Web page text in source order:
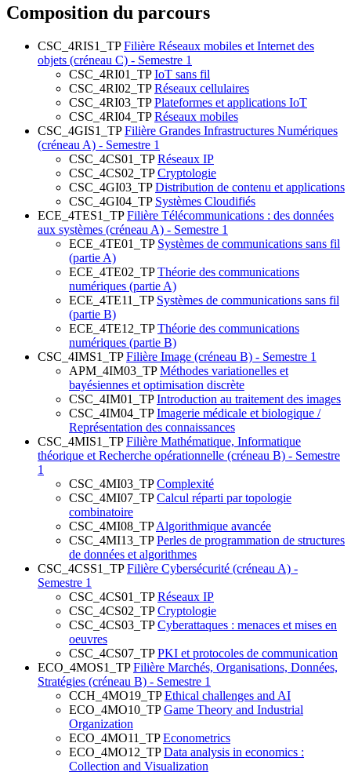
Composition du parcours
CSC_4RIS1_TP Filière Réseaux mobiles et Internet des
objets (créneau C) - Semestre 1
CSC_4RI01_TP IoT sans fil
CSC_4RI02_TP Réseaux cellulaires
CSC_4RI03_TP Plateformes et applications IoT
CSC_4RI04_TP Réseaux mobiles
CSC_4GIS1_TP Filière Grandes Infrastructures Numériques
(créneau A) - Semestre 1
CSC_4CS01_TP Réseaux IP
CSC_4CS02_TP Cryptologie
CSC_4GI03_TP Distribution de contenu et applications
CSC_4GI04_TP Systèmes Cloudifiés
ECE_4TES1_TP Filière Télécommunications : des données
aux systèmes (créneau A) - Semestre 1
ECE_4TE01_TP Systèmes de communications sans fil
(partie A)
ECE_4TE02_TP Théorie des communications
numériques (partie A)
ECE_4TE11_TP Systèmes de communications sans fil
(partie B)
ECE_4TE12_TP Théorie des communications
numériques (partie B)
CSC_4IMS1_TP Filière Image (créneau B) - Semestre 1
APM_4IM03_TP Méthodes variationelles et
bayésiennes et optimisation discrète
CSC_4IM01_TP Introduction au traitement des images
CSC_4IM04_TP Imagerie médicale et biologique /
Représentation des connaissances
CSC_4MIS1_TP Filière Mathématique, Informatique
théorique et Recherche opérationnelle (créneau B) - Semestre
1
CSC_4MI03_TP Complexité
CSC_4MI07_TP Calcul réparti par topologie
combinatoire
CSC_4MI08_TP Algorithmique avancée
CSC_4MI13_TP Perles de programmation de structures
de données et algorithmes
CSC_4CSS1_TP Filière Cybersécurité (créneau A) -
Semestre 1
CSC_4CS01_TP Réseaux IP
CSC_4CS02_TP Cryptologie
CSC_4CS03_TP Cyberattaques : menaces et mises en
oeuvres
CSC_4CS07_TP PKI et protocoles de communication
ECO_4MOS1_TP Filière Marchés, Organisations, Données,
Stratégies (créneau B) - Semestre 1
CCH_4MO19_TP Ethical challenges and AI
ECO_4MO10_TP Game Theory and Industrial
Organization
ECO_4MO11_TP Econometrics
ECO_4MO12_TP Data analysis in economics :
Collection and Visualization